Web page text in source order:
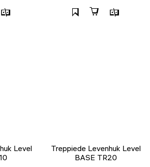
Level
Treppiede Levenhuk Level
BASE TR20